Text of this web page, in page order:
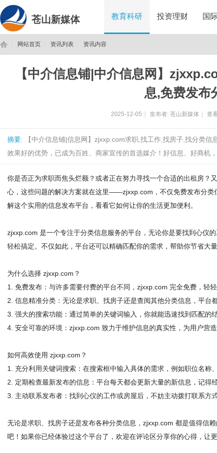
苍山新媒体 教育科研 投资理财 国
网站首页 资讯列表 资讯内容
【中介信息铺|中介信息网】
息,免费发布
2025-12-05 发布者: 苍山新媒体 查
摘要: 【中介信息铺|信息网】zjxxp.com求职,找工作,找房子,找分类
效果好的优势，已成为百姓、商家宣传的首选媒介！好信息、好商机
你是否正为求职而焦头烂额？或者正在努力寻找一个合适的出租房？
心，这些问题的解决方案就在这里——zjxxp.com，不仅免费发布分类
解这个实用的信息发布平台，看看它如何让你的生活更加便利。
zjxxp.com 是一个专注于分类信息服务的平台，无论你是要找到心仪
轻松搞定。不仅如此，平台还可以精确匹配你的需求，帮助你节省大
为什么选择 zjxxp.com？
1. 免费发布：与许多需要付费的平台不同，zjxxp.com 完全免费，轻
2. 信息精准分类：无论是求职、找房子还是查阅其他分类信息，平
3. 强大的搜索功能：通过简单的关键词输入，你就能迅速找到匹配的
4. 安全可靠的环境：zjxxp.com 致力于维护信息的真实性，为用户营
如何高效使用 zjxxp.com？
1. 充分利用关键词搜索：在搜索框中输入具体的需求，例如职位名称
2. 定期检查最新发布的信息：平台每天都会更新大量的新信息，记得
3. 主动联系发布者：找到心仪的工作或房屋后，不妨主动拨打联系方
无论是求职、找房子还是发布各种分类信息，zjxxp.com 都是值得信
吧！如果你已经体验过这个平台了，欢迎在评论区分享你的心得，让